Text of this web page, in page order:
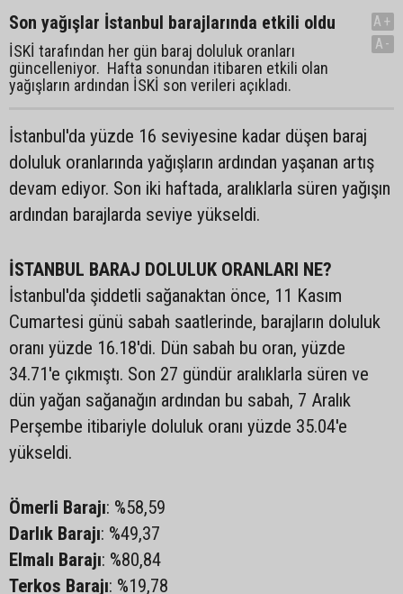
Son yağışlar İstanbul barajlarında etkili oldu
İSKİ tarafından her gün baraj doluluk oranları
güncelleniyor. Hafta sonundan itibaren etkili olan
yağışların ardından İSKİ son verileri açıkladı.
A+
A-
İstanbul'da yüzde 16 seviyesine kadar düşen baraj
doluluk oranlarında yağışların ardından yaşanan artış
devam ediyor. Son iki haftada, aralıklarla süren yağışın
ardından barajlarda seviye yükseldi.
İSTANBUL BARAJ DOLULUK ORANLARI NE?
İstanbul'da şiddetli sağanaktan önce, 11 Kasım
Cumartesi günü sabah saatlerinde, barajların doluluk
oranı yüzde 16.18'di. Dün sabah bu oran, yüzde
34.71'e çıkmıştı. Son 27 gündür aralıklarla süren ve
dün yağan sağanağın ardından bu sabah, 7 Aralık
Perşembe itibariyle doluluk oranı yüzde 35.04'e
yükseldi.
Ömerli Barajı: %58,59
Darlık Barajı: %49,37
Elmalı Barajı: %80,84
Terkos Barajı: %19,78